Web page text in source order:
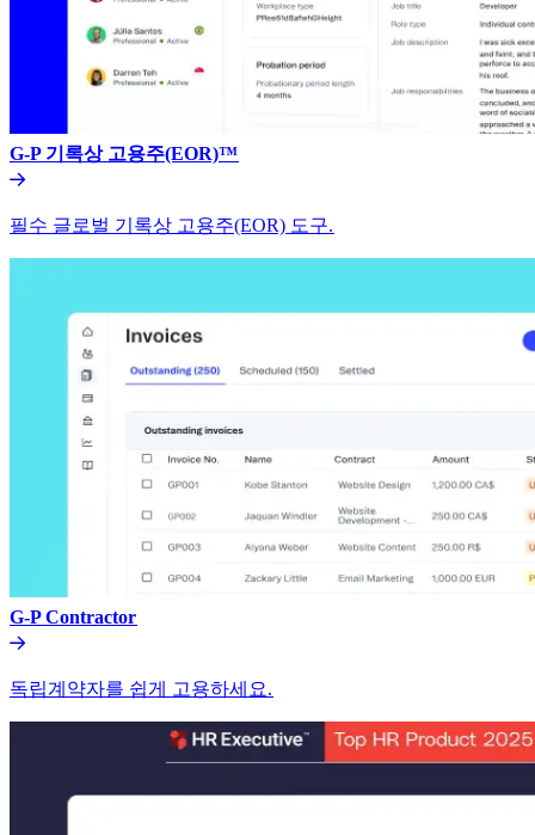
G-P 기록상 고용주(EOR)™​​
필수 글로벌 기록상 고용주(EOR) 도구.​​
G-P Contractor​​
독립계약자를 쉽게 고용하세요.​​